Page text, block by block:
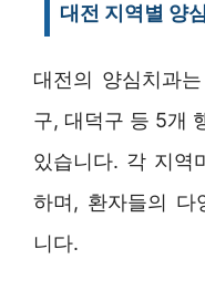
대전 지역별 양
대전의 양심치과
구, 대덕구 등 5개
있습니다. 각 지역
하며, 환자들의 다
니다.